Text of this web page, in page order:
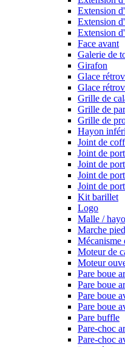
Extension
Extension
Extension
Face avant
Galerie de
Girafon
Glace
Glace
Grille de
Grille de
Grille de
Hayon
Joint de
Joint de
Joint de
Joint de
Joint de
Kit barillet
Logo
Malle /
Marche
Mécanisme
Moteur de
Moteur
Pare boue
Pare boue
Pare boue
Pare boue
Pare buffle
Pare-choc
Pare-choc